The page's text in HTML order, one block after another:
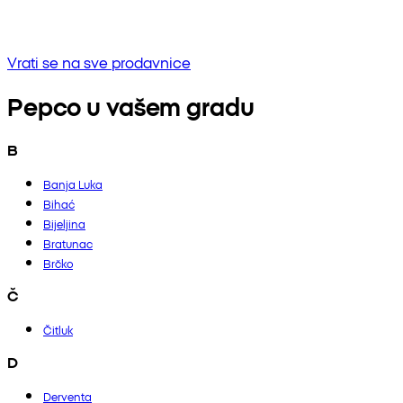
Vrati se na sve prodavnice
Pepco u vašem gradu
B
Banja Luka
Bihać
Bijeljina
Bratunac
Brčko
Č
Čitluk
D
Derventa